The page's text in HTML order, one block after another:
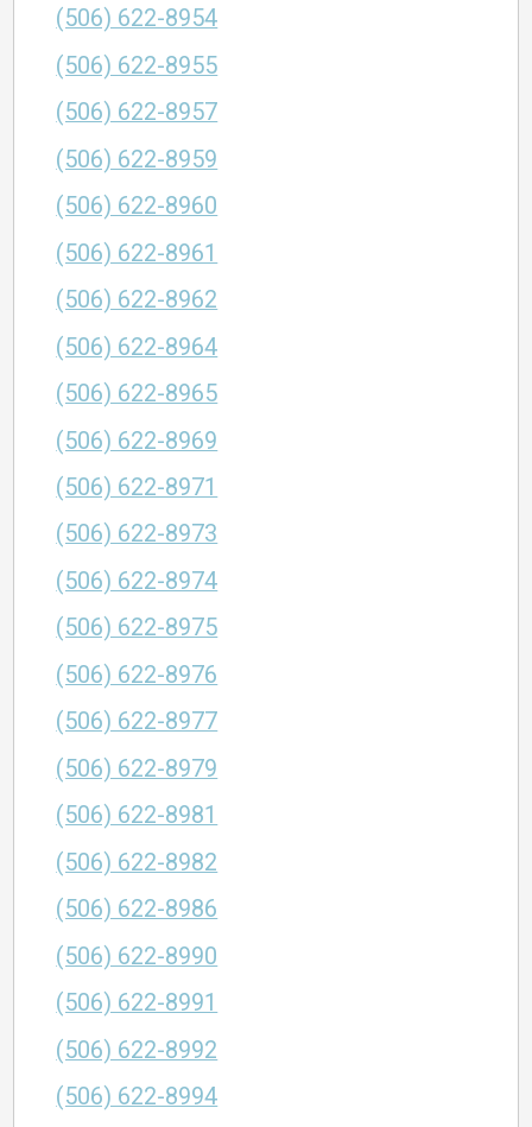
(506) 622-8954
(506) 622-8955
(506) 622-8957
(506) 622-8959
(506) 622-8960
(506) 622-8961
(506) 622-8962
(506) 622-8964
(506) 622-8965
(506) 622-8969
(506) 622-8971
(506) 622-8973
(506) 622-8974
(506) 622-8975
(506) 622-8976
(506) 622-8977
(506) 622-8979
(506) 622-8981
(506) 622-8982
(506) 622-8986
(506) 622-8990
(506) 622-8991
(506) 622-8992
(506) 622-8994